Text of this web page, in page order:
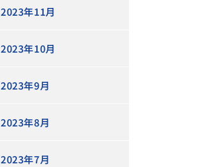
2023年11月
2023年10月
2023年9月
2023年8月
2023年7月